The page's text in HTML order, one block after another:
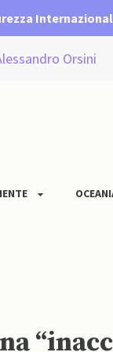
Orsini